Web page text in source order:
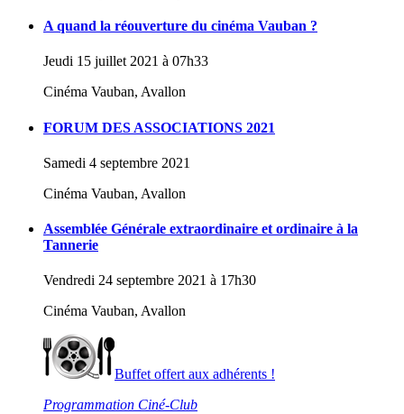
A quand la réouverture du cinéma Vauban ?
Jeudi 15 juillet 2021 à 07h33
Cinéma Vauban, Avallon
FORUM DES ASSOCIATIONS 2021
Samedi 4 septembre 2021
Cinéma Vauban, Avallon
Assemblée Générale extraordinaire et ordinaire à la
Tannerie
Vendredi 24 septembre 2021 à 17h30
Cinéma Vauban, Avallon
Buffet offert aux adhérents !
Programmation Ciné-Club